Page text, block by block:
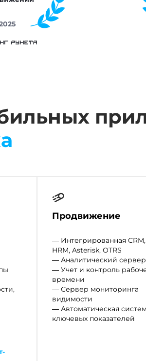
Продвижение
— Интегрированная CRM,
HRM, Asterisk, OTRS
— Аналитический
— Учет и контроль
времени
— Сервер мониторинга
видимости
— Автоматическая
ключевых показателей